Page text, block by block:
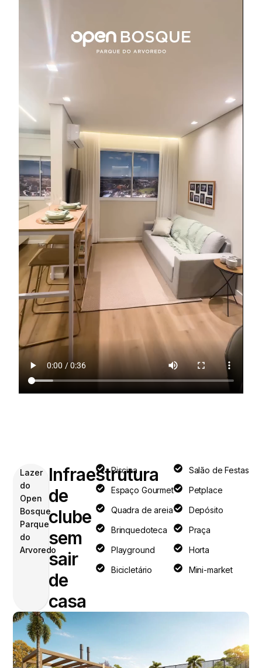
Lazer
do
Open
Bosque
Parque
do
Arvoredo
Infraestrutura
de
clube
sem
sair
de
casa
Piscina
Espaço Gourmet
Quadra de areia
Brinquedoteca
Playground
Bicicletário
Salão de Festas
Petplace
Depósito
Praça
Horta
Mini-market